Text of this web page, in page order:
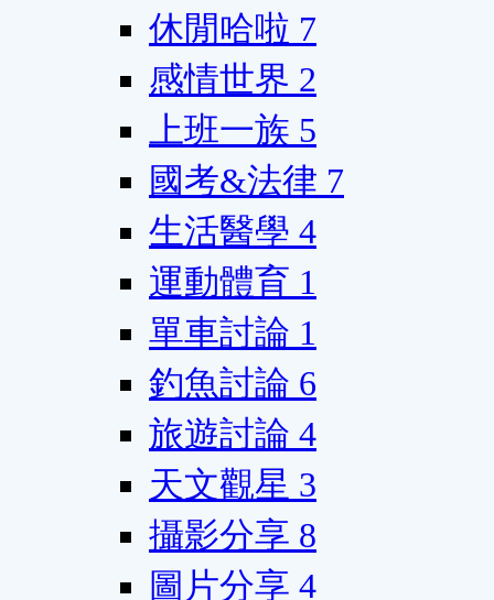
休閒哈啦 7
感情世界 2
上班一族 5
國考&法律 7
生活醫學 4
運動體育 1
單車討論 1
釣魚討論 6
旅遊討論 4
天文觀星 3
攝影分享 8
圖片分享 4